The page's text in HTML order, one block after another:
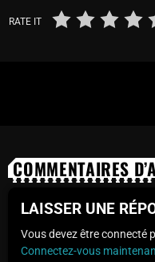
RATE IT
COMMENTAIRES
LAISSER UNE
Vous devez être connecté
Connectez-vous